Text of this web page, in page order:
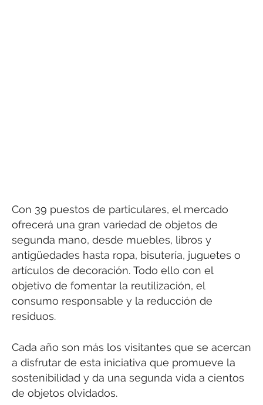
Con 39 puestos de particulares, el mercado
ofrecerá una gran variedad de objetos de
segunda mano, desde muebles, libros y
antigüedades hasta ropa, bisutería, juguetes o
artículos de decoración. Todo ello con el
objetivo de fomentar la reutilización, el
consumo responsable y la reducción de
residuos.
Cada año son más los visitantes que se acercan
a disfrutar de esta iniciativa que promueve la
sostenibilidad y da una segunda vida a cientos
de objetos olvidados.